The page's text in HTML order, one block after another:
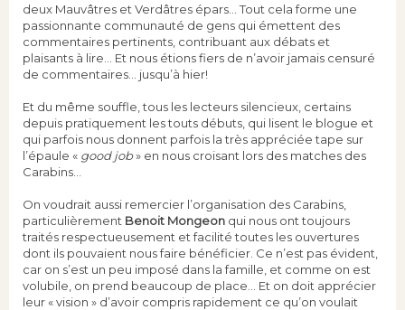
deux Mauvâtres et Verdâtres épars… Tout cela forme une
passionnante communauté de gens qui émettent des
commentaires pertinents, contribuant aux débats et
plaisants à lire... Et nous étions fiers de n’avoir jamais censuré
de commentaires… jusqu’à hier!
Et du même souffle, tous les lecteurs silencieux, certains
depuis pratiquement les touts débuts, qui lisent le blogue et
qui parfois nous donnent parfois la très appréciée tape sur
l’épaule « good job» en nous croisant lors des matches des
Carabins…
On voudrait aussi remercier l’organisation des Carabins,
particulièrement Benoit Mongeon qui nous ont toujours
traités respectueusement et facilité toutes les ouvertures
dont ils pouvaient nous faire bénéficier. Ce n’est pas évident,
car on s’est un peu imposé dans la famille, et comme on est
volubile, on prend beaucoup de place… Et on doit apprécier
leur « vision » d’avoir compris rapidement ce qu’on voulait